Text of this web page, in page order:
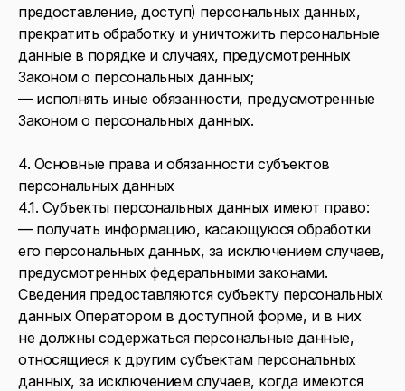
предоставление, доступ) персональных данных,
прекратить обработку и уничтожить персональные
данные в порядке и случаях, предусмотренных
Законом о персональных данных;
— исполнять иные обязанности, предусмотренные
Законом о персональных данных.
4. Основные права и обязанности субъектов
персональных данных
4.1. Субъекты персональных данных имеют право:
— получать информацию, касающуюся обработки
его персональных данных, за исключением случаев,
предусмотренных федеральными законами.
Сведения предоставляются субъекту персональных
данных Оператором в доступной форме, и в них
не должны содержаться персональные данные,
относящиеся к другим субъектам персональных
данных, за исключением случаев, когда имеются